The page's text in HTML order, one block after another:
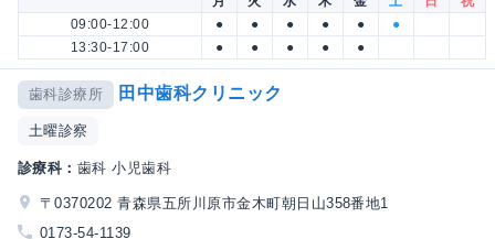
09:00-12:00
● ● ● ● ●
●
13:30-17:00
● ● ● ● ●
歯科診療所 田中歯科クリニック
土曜診察
診療科： 歯科 小児歯科
〒0370202 青森県五所川原市金木町朝日山358番地1
0173-54-1139